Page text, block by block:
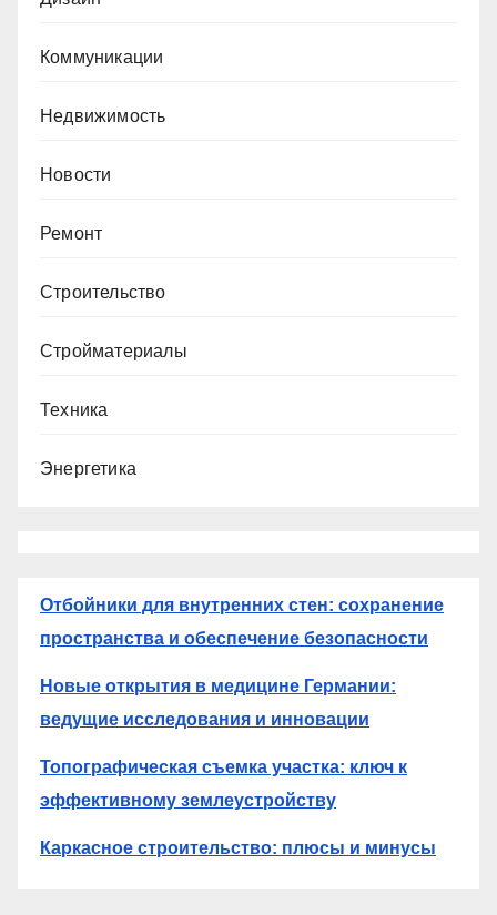
Коммуникации
Недвижимость
Новости
Ремонт
Строительство
Стройматериалы
Техника
Энергетика
Отбойники для внутренних стен: сохранение
пространства и обеспечение безопасности
Новые открытия в медицине Германии:
ведущие исследования и инновации
Топографическая съемка участка: ключ к
эффективному землеустройству
Каркасное строительство: плюсы и минусы